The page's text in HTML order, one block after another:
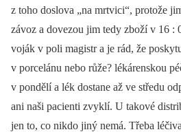
z toho doslova „na mrtvici“, protože
závoz a dovezou jim tedy zboží v 16 :
voják v poli magistr a je rád, že
v porcelánu nebo růže? lékárenskou
v pondělí a lék dostane až ve středu
ani naši pacienti zvyklí. U takové
jen to, co nikdo jiný nemá. Třeba